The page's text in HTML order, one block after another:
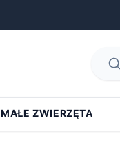
MAŁE ZWIERZĘTA